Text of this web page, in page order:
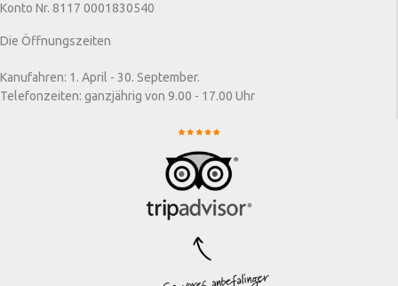
Konto Nr. 8117 0001830540
Die Öffnungszeiten
Kanufahren: 1. April - 30. September.
Telefonzeiten: ganzjährig von 9.00 - 17.00 Uhr